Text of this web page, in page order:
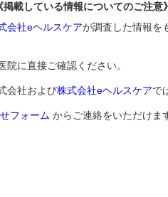
《掲載している情報についてのご注意》
会社eヘルスケアが調査した情報を
に直接ご確認ください。
会社および株式会社eヘルスケアで
フォーム からご連絡をいただけま